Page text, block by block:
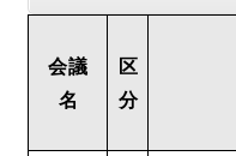
会議
名
区
分